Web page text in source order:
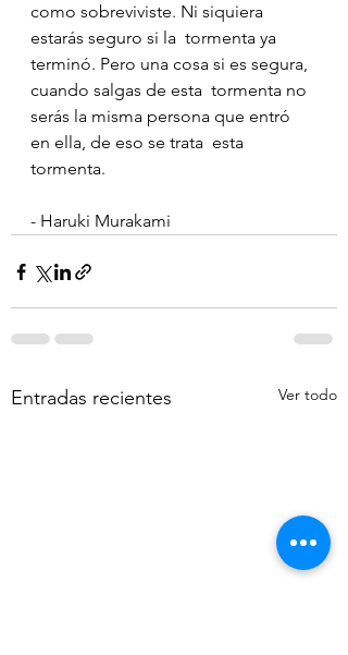
como sobreviviste. Ni siquiera
estarás seguro si la  tormenta ya
terminó. Pero una cosa si es segura,
cuando salgas de esta  tormenta no
serás la misma persona que entró
en ella, de eso se trata  esta
tormenta.
- Haruki Murakami
Entradas recientes Ver todo